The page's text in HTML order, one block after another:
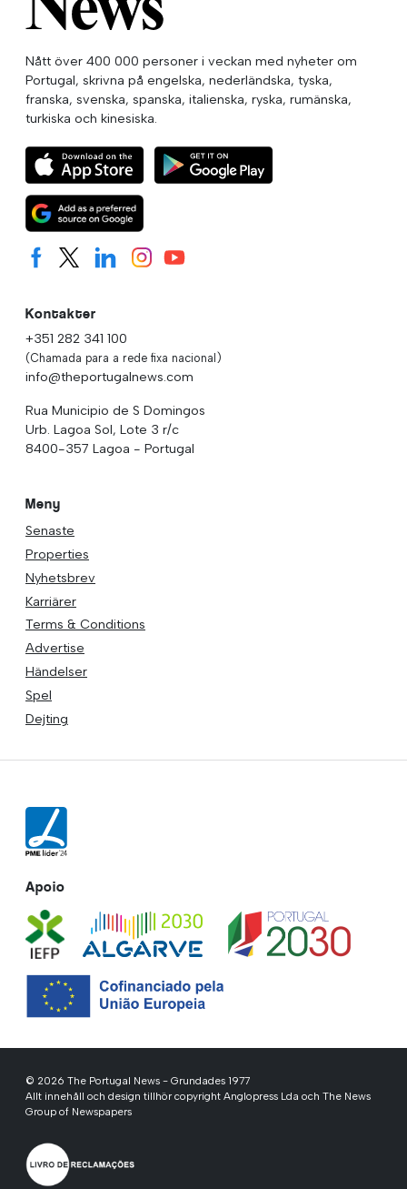
Nått över 400 000 personer i veckan med nyheter om
Portugal, skrivna på engelska, nederländska, tyska,
franska, svenska, spanska, italienska, ryska, rumänska,
turkiska och kinesiska.
Kontakter
+351 282 341 100
(Chamada para a rede fixa nacional)
info@theportugalnews.com
Rua Municipio de S Domingos
Urb. Lagoa Sol, Lote 3 r/c
8400-357 Lagoa - Portugal
Meny
Senaste
Properties
Nyhetsbrev
Karriärer
Terms & Conditions
Advertise
Händelser
Spel
Dejting
Apoio
© 2026 The Portugal News - Grundades 1977
Allt innehåll och design tillhör copyright Anglopress Lda och The News
Group of Newspapers